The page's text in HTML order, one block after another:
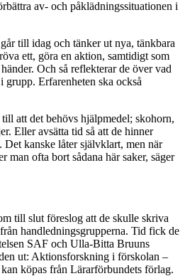
av- och påklädningssituationen i
till idag och tänker ut nya, tänkbara
ett, göra en aktion, samtidigt som
Och så reflekterar de över vad
Erfarenheten ska också
att det behövs hjälpmedel; skohorn,
Eller avsätta tid så att de hinner
Det kanske låter självklart, men när
man ofta bort sådana här saker, säger
till slut föreslog att de skulle skriva
handledningsgrupperna. Tid fick de
SAF och Ulla-Bitta Bruuns
ut: Aktionsforskning i förskolan –
köpas från Lärarförbundets förlag.